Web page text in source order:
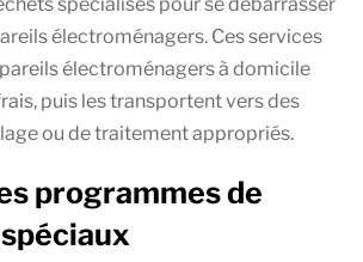
électroménagers. Ces services
électroménagers à domicile
puis les transportent vers des
ou de traitement appropriés.
programmes de